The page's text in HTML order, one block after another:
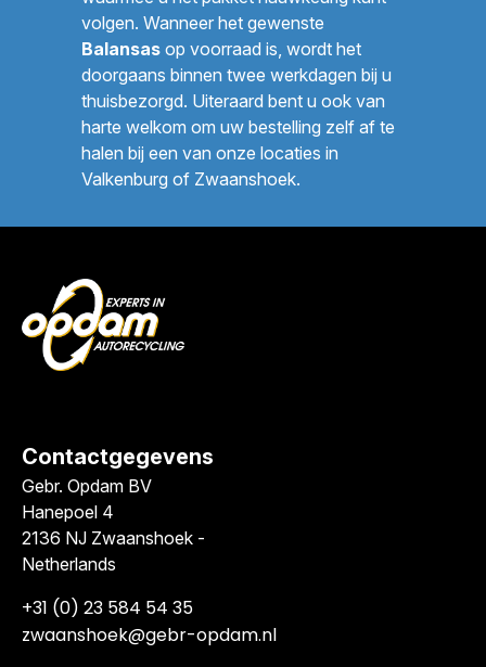
volgen. Wanneer het gewenste
Balansasop voorraad is, wordt het
doorgaans binnen twee werkdagen bij u
thuisbezorgd. Uiteraard bent u ook van
harte welkom om uw bestelling zelf af te
halen bij een van onze locaties in
Valkenburg of Zwaanshoek.
Contactgegevens
Gebr. Opdam BV
Hanepoel 4
2136 NJ Zwaanshoek -
Netherlands
+31 (0) 23 584 54 35
zwaanshoek@gebr-opdam.nl